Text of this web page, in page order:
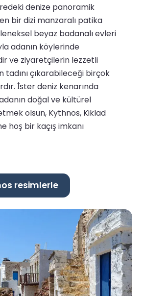
denize panoramik
bir dizi manzaralı patika
beyaz badanalı evleri
adanın köylerinde
ve ziyaretçilerin lezzetli
tadını çıkarabileceği birçok
İster deniz kenarında
doğal ve kültürel
olsun, Kythnos, Kiklad
hoş bir kaçış imkanı
resimlerle